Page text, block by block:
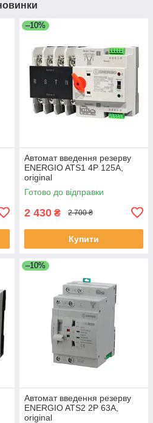
–10%
Автомат введення резерву
ENERGIO ATS1 4P 125A,
original
Готово до відправки
2 430 ₴ 2 700 ₴
Купити
–10%
Автомат введення резерву
ENERGIO ATS2 2P 63A,
original